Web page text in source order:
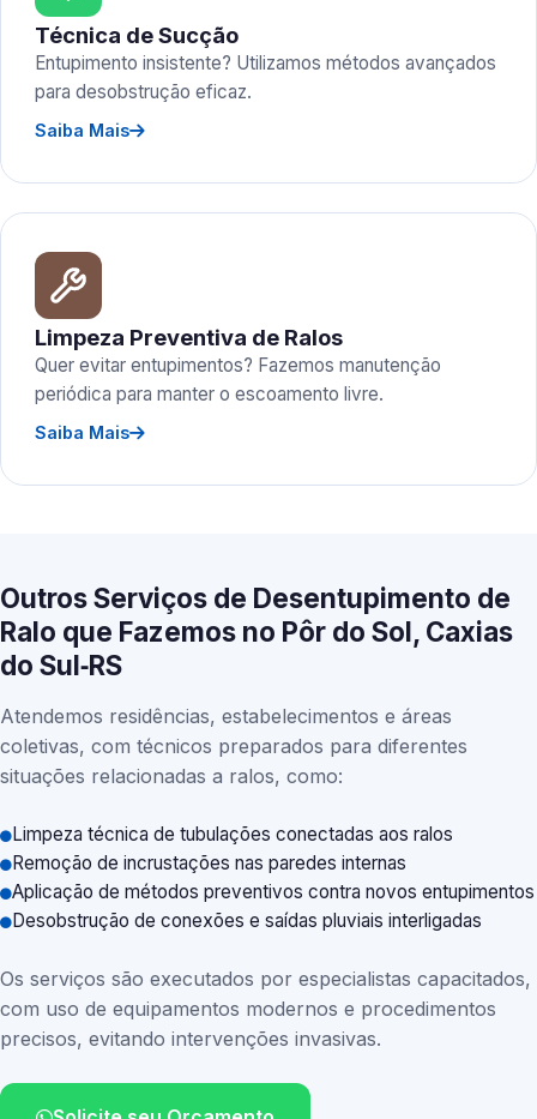
Técnica de Sucção
Entupimento insistente? Utilizamos métodos avançados
para desobstrução eficaz.
Saiba Mais
Limpeza Preventiva de Ralos
Quer evitar entupimentos? Fazemos manutenção
periódica para manter o escoamento livre.
Saiba Mais
Outros Serviços de Desentupimento de
Ralo que Fazemos no Pôr do Sol, Caxias
do Sul‑RS
Atendemos residências, estabelecimentos e áreas
coletivas, com técnicos preparados para diferentes
situações relacionadas a ralos, como:
Limpeza técnica de tubulações conectadas aos ralos
Remoção de incrustações nas paredes internas
Aplicação de métodos preventivos contra novos entupimentos
Desobstrução de conexões e saídas pluviais interligadas
Os serviços são executados por especialistas capacitados,
com uso de equipamentos modernos e procedimentos
precisos, evitando intervenções invasivas.